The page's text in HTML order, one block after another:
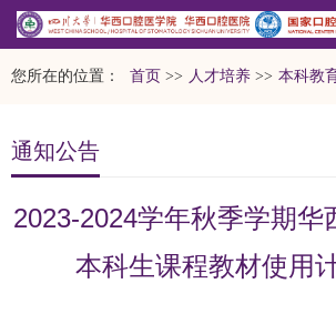
您所在的位置： 首页 >> 人才培养 >> 本科教
通知公告
2023-2024学年秋季学期华
本科生课程教材使用